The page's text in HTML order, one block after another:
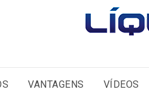
VANTAGENS VÍDEOS